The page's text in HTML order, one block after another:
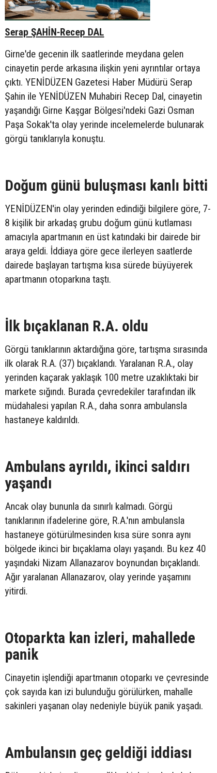
Serap ŞAHİN-Recep DAL
Girne'de gecenin ilk saatlerinde meydana gelen
cinayetin perde arkasına ilişkin yeni ayrıntılar ortaya
çıktı. YENİDÜZEN Gazetesi Haber Müdürü Serap
Şahin ile YENİDÜZEN Muhabiri Recep Dal, cinayetin
yaşandığı Girne Kaşgar Bölgesi'ndeki Gazi Osman
Paşa Sokak'ta olay yerinde incelemelerde bulunarak
görgü tanıklarıyla konuştu.
Doğum günü buluşması kanlı bitti
YENİDÜZEN'in olay yerinden edindiği bilgilere göre, 7-
8 kişilik bir arkadaş grubu doğum günü kutlaması
amacıyla apartmanın en üst katındaki bir dairede bir
araya geldi. İddiaya göre gece ilerleyen saatlerde
dairede başlayan tartışma kısa sürede büyüyerek
apartmanın otoparkına taştı.
İlk bıçaklanan R.A. oldu
Görgü tanıklarının aktardığına göre, tartışma sırasında
ilk olarak R.A. (37) bıçaklandı. Yaralanan R.A., olay
yerinden kaçarak yaklaşık 100 metre uzaklıktaki bir
markete sığındı. Burada çevredekiler tarafından ilk
müdahalesi yapılan R.A., daha sonra ambulansla
hastaneye kaldırıldı.
Ambulans ayrıldı, ikinci saldırı
yaşandı
Ancak olay bununla da sınırlı kalmadı. Görgü
tanıklarının ifadelerine göre, R.A.'nın ambulansla
hastaneye götürülmesinden kısa süre sonra aynı
bölgede ikinci bir bıçaklama olayı yaşandı. Bu kez 40
yaşındaki Nizam Allanazarov boynundan bıçaklandı.
Ağır yaralanan Allanazarov, olay yerinde yaşamını
yitirdi.
Otoparkta kan izleri, mahallede
panik
Cinayetin işlendiği apartmanın otoparkı ve çevresinde
çok sayıda kan izi bulunduğu görülürken, mahalle
sakinleri yaşanan olay nedeniyle büyük panik yaşadı.
Ambulansın geç geldiği iddiası